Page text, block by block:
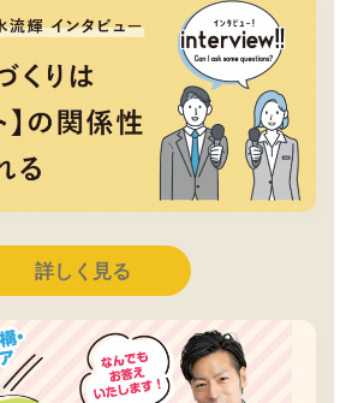
詳しく見る